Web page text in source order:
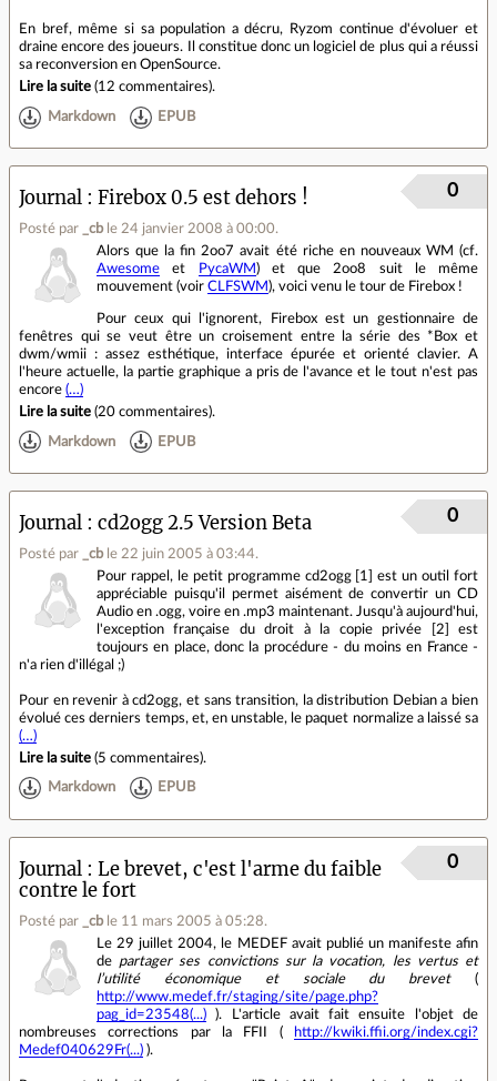
En bref, même si sa population a décru, Ryzom continue d'évoluer et
draine encore des joueurs. Il constitue donc un logiciel de plus qui a réussi
sa reconversion en OpenSource.
Lire la suite (12 commentaires).
Markdown EPUB
Journal Firebox 0.5 est dehors !
Posté par _cb le 24 janvier 2008 à 00:00.
0
Alors que la fin 2oo7 avait été riche en nouveaux WM (cf.
Awesome et PycaWM ) et que 2oo8 suit le même
mouvement (voir CLFSWM ), voici venu le tour de Firebox !
Pour ceux qui l'ignorent, Firebox est un gestionnaire de
fenêtres qui se veut être un croisement entre la série des *Box et
dwm/wmii : assez esthétique, interface épurée et orienté clavier. A
l'heure actuelle, la partie graphique a pris de l'avance et le tout n'est pas
encore (…)
Lire la suite (20 commentaires).
Markdown EPUB
Journal cd2ogg 2.5 Version Beta
Posté par _cb le 22 juin 2005 à 03:44.
0
Pour rappel, le petit programme cd2ogg [1] est un outil fort
appréciable puisqu'il permet aisément de convertir un CD
Audio en .ogg, voire en .mp3 maintenant. Jusqu'à aujourd'hui,
l'exception française du droit à la copie privée [2] est
toujours en place, donc la procédure - du moins en France -
n'a rien d'illégal ;)
Pour en revenir à cd2ogg, et sans transition, la distribution Debian a bien
évolué ces derniers temps, et, en unstable, le paquet normalize a laissé sa
(…)
Lire la suite (5 commentaires).
Markdown EPUB
Journal
Le brevet, c'est l'arme du faible
contre le fort
Posté par _cb le 11 mars 2005 à 05:28.
0
Le 29 juillet 2004, le MEDEF avait publié un manifeste afin
de partager ses convictions sur la vocation, les vertus et
l’utilité économique et sociale du brevet(
http://www.medef.fr/staging/site/page.php?
pag_id=23548(...) ). L'article avait fait ensuite l'objet de
nombreuses corrections par la FFII (
http://kwiki.ffii.org/index.cgi?
Medef040629Fr(...) ).